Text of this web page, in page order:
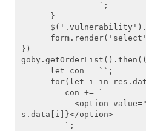
`;
}
})
let con = ``;
for(let i in
con += `
<option
s.data[i]}</option>
`;